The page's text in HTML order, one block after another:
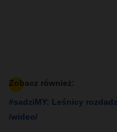
Zobacz również:
#sadziMY: Leśnicy
/wideo/